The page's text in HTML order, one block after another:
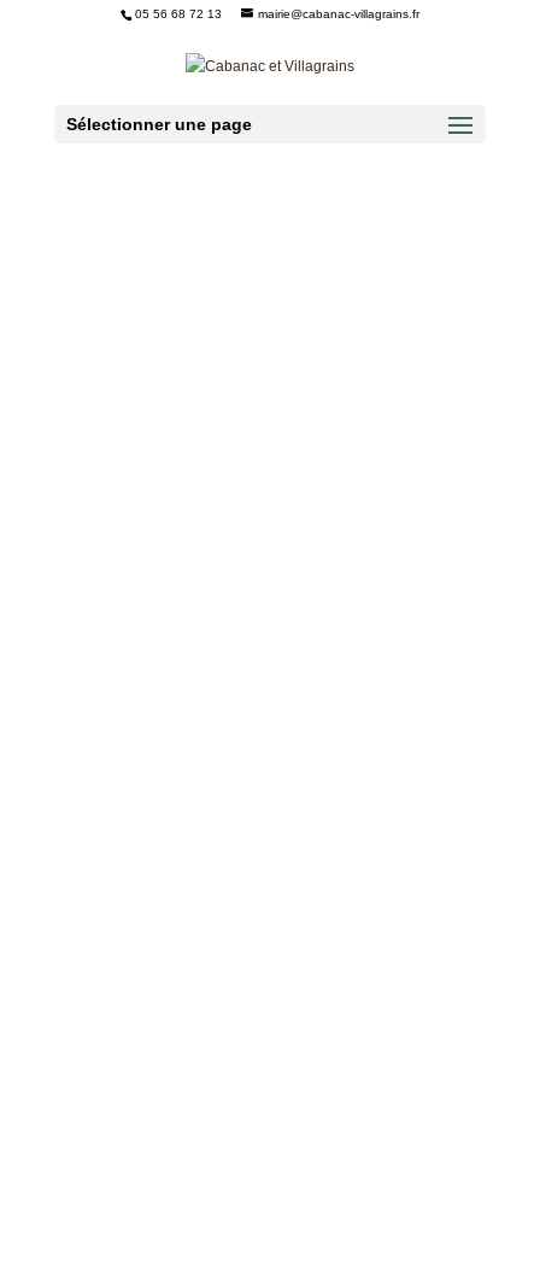
05 56 68 72 13 mairie@cabanac-villagrains.fr
Sélectionner une page